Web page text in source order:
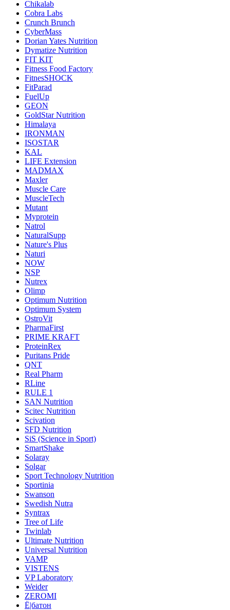
Chikalab
Cobra Labs
Crunch Brunch
CyberMass
Dorian Yates Nutrition
Dymatize Nutrition
FIT KIT
Fitness Food Factory
FitnesSHOCK
FitParad
FuelUp
GEON
GoldStar Nutrition
Himalaya
IRONMAN
ISOSTAR
KAL
LIFE Extension
MADMAX
Maxler
Muscle Care
MuscleTech
Mutant
Myprotein
Natrol
NaturalSupp
Nature's Plus
Naturi
NOW
NSP
Nutrex
Olimp
Optimum Nutrition
Optimum System
OstroVit
PharmaFirst
PRIME KRAFT
ProteinRex
Puritans Pride
QNT
Real Pharm
RLine
RULE 1
SAN Nutrition
Scitec Nutrition
Scivation
SFD Nutrition
SiS (Science in Sport)
SmartShake
Solaray
Solgar
Sport Technology Nutrition
Sportinia
Swanson
Swedish Nutra
Syntrax
Tree of Life
Twinlab
Ultimate Nutrition
Universal Nutrition
VAMP
VISTENS
VP Laboratory
Weider
ZEROMI
Ё|батон